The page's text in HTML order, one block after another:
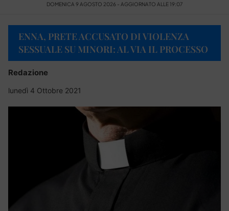
DOMENICA 9 AGOSTO 2026 - AGGIORNATO ALLE 19:07
ENNA, PRETE ACCUSATO DI VIOLENZA
SESSUALE SU MINORI: AL VIA IL PROCESSO
Redazione
lunedì 4 Ottobre 2021